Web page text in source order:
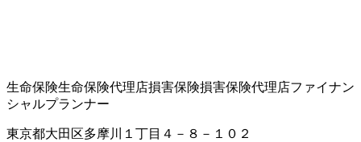
生命保険生命保険代理店損害保険損害保険代理店ファイナン
シャルプランナー
東京都大田区多摩川１丁目４－８－１０２